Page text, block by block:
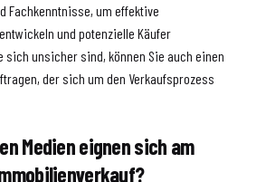
Fachkenntnisse, um effektive
und potenzielle Käufer
sich unsicher sind, können Sie auch einen
der sich um den Verkaufsprozess
Medien eignen sich am